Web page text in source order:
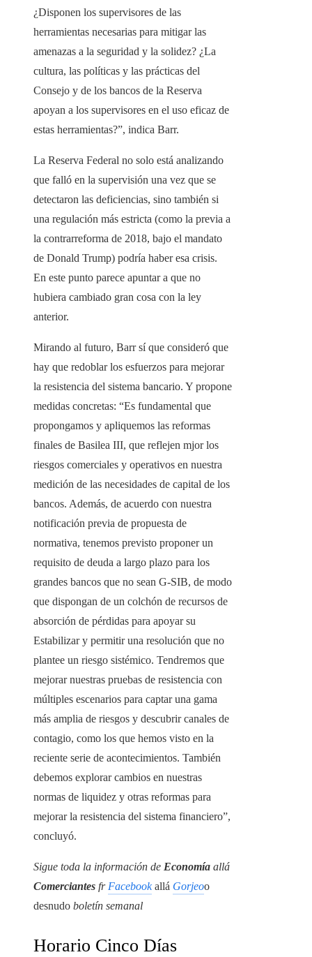
¿Disponen los supervisores de las
herramientas necesarias para mitigar las
amenazas a la seguridad y la solidez? ¿La
cultura, las políticas y las prácticas del
Consejo y de los bancos de la Reserva
apoyan a los supervisores en el uso eficaz de
estas herramientas?”, indica Barr.
La Reserva Federal no solo está analizando
que falló en la supervisión una vez que se
detectaron las deficiencias, sino también si
una regulación más estricta (como la previa a
la contrarreforma de 2018, bajo el mandato
de Donald Trump) podría haber esa crisis.
En este punto parece apuntar a que no
hubiera cambiado gran cosa con la ley
anterior.
Mirando al futuro, Barr sí que consideró que
hay que redoblar los esfuerzos para mejorar
la resistencia del sistema bancario. Y propone
medidas concretas: “Es fundamental que
propongamos y apliquemos las reformas
finales de Basilea III, que reflejen mjor los
riesgos comerciales y operativos en nuestra
medición de las necesidades de capital de los
bancos. Además, de acuerdo con nuestra
notificación previa de propuesta de
normativa, tenemos previsto proponer un
requisito de deuda a largo plazo para los
grandes bancos que no sean G-SIB, de modo
que dispongan de un colchón de recursos de
absorción de pérdidas para apoyar su
Estabilizar y permitir una resolución que no
plantee un riesgo sistémico. Tendremos que
mejorar nuestras pruebas de resistencia con
múltiples escenarios para captar una gama
más amplia de riesgos y descubrir canales de
contagio, como los que hemos visto en la
reciente serie de acontecimientos. También
debemos explorar cambios en nuestras
normas de liquidez y otras reformas para
mejorar la resistencia del sistema financiero”,
concluyó.
Sigue toda la información de Economía allá
Comerciantes fr Facebookallá Gorjeoo
desnudo boletín semanal
Horario Cinco Días